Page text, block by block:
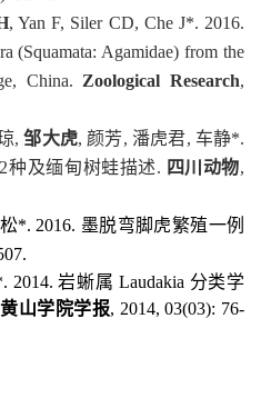
, Yan F, Siler CD, Che J*. 2016.
(Squamata: Agamidae) from the
China. Zoological Research,
,邹大虎, 颜芳, 潘虎君, 车静*.
2种及缅甸树蛙描述. 四川动物,
*. 2016. 墨脱弯脚虎繁殖一例
2014.岩蜥属 Laudakia 分类学
黄山学院学报, 2014, 03(03): 76-